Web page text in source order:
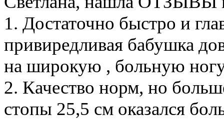
1. Достаточно быстро и
привиредливая бабушка
на широкую , больную
2. Качество норм, но
стопы 25,5 см оказался